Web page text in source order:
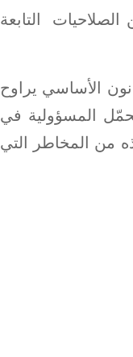
التابعة
الأساسي يراوح
المسؤولية في
من المخاطر التي